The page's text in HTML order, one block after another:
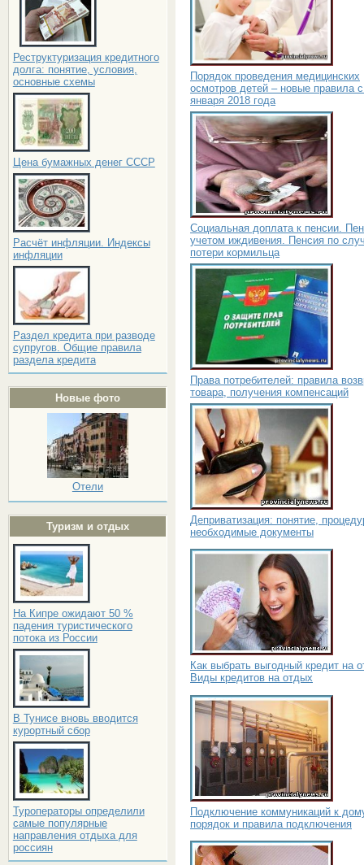
Реструктуризация кредитного
долга: понятие, условия,
основные схемы
Цена бумажных денег СССР
Расчёт инфляции. Индексы
инфляции
Раздел кредита при разводе
супругов. Общие правила
раздела кредита
Новые фото
Отели
Туризм и отдых
На Кипре ожидают 50 %
падения туристического
потока из России
В Тунисе вновь вводится
курортный сбор
Туроператоры определили
самые популярные
направления отдыха для
россиян
Порядок проведения медицинских
осмотров детей – новые правила
января 2018 года
Социальная доплата к пенсии.
учетом иждивения. Пенсия по
потери кормильца
Права потребителей: правила
товара, получения компенсаций
Деприватизация: понятие,
необходимые документы
Как выбрать выгодный кредит на
Виды кредитов на отдых
Подключение коммуникаций к
порядок и правила подключения